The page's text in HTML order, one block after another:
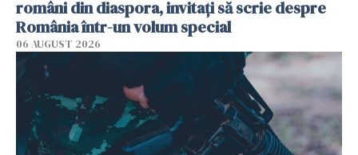
români din diaspora, invitați să scrie despre
România într-un volum special
06 AUGUST 2026